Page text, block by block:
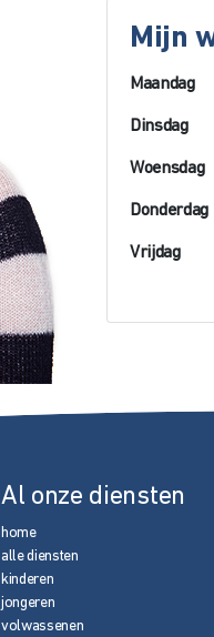
Mijn
Maandag
Dinsdag
Woensdag
Donderdag
Vrijdag
Al onze diensten
home
alle diensten
kinderen
jongeren
volwassenen